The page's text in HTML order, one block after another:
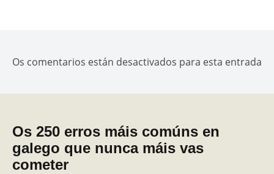
Os comentarios están desactivados para esta entrada
Os 250 erros máis comúns en
galego que nunca máis vas
cometer